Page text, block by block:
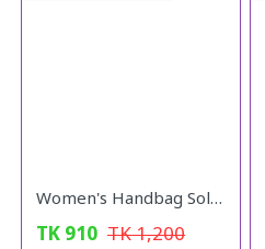
Women's Handbag Solid ( pink colour )
TK 910 TK1,200